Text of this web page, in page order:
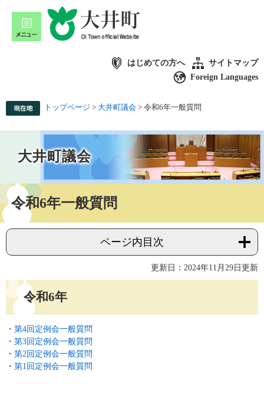
はじめての方へ
サイトマップ
Foreign Languages
トップページ > 大井町議会 > 令和6年一般質問
大井町議会
令和6年一般質問
ページ内目次
更新日：2024年11月29日更新
令和6年
・ 第4回定例会一般質問
・ 第3回定例会一般質問
・ 第2回定例会一般質問
・ 第1回定例会一般質問